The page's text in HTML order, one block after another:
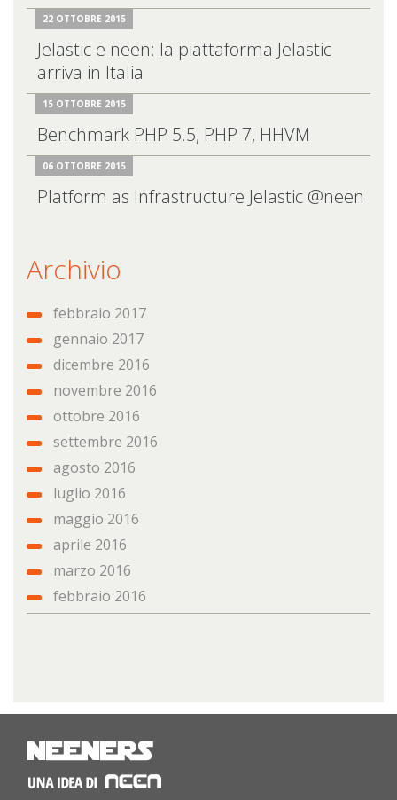
22 OTTOBRE 2015
Jelastic e neen: la piattaforma Jelastic
arriva in Italia
15 OTTOBRE 2015
Benchmark PHP 5.5, PHP 7, HHVM
06 OTTOBRE 2015
Platform as Infrastructure Jelastic @neen
Archivio
febbraio 2017
gennaio 2017
dicembre 2016
novembre 2016
ottobre 2016
settembre 2016
agosto 2016
luglio 2016
maggio 2016
aprile 2016
marzo 2016
febbraio 2016